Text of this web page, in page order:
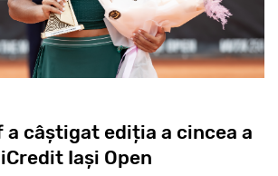
a câștigat ediția a cincea a
Iași Open